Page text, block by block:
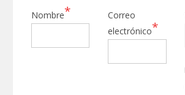
Nombre*
Correo
electrónico*